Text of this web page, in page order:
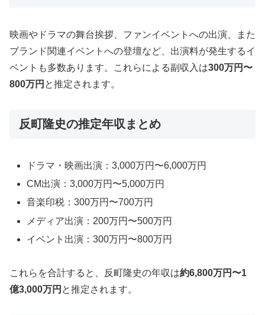
映画やドラマの舞台挨拶、ファンイベントへの出演、また
ブランド関連イベントへの登壇など、出演料が発生するイ
ベントも多数あります。これらによる副収入は300万円〜
800万円 と推定されます。
反町隆史の推定年収まとめ
ドラマ・映画出演：3,000万円〜6,000万円
CM出演：3,000万円〜5,000万円
音楽印税：300万円〜700万円
メディア出演：200万円〜500万円
イベント出演：300万円〜800万円
これらを合計すると、反町隆史の年収は約6,800万円〜1
億3,000万円 と推定されます。